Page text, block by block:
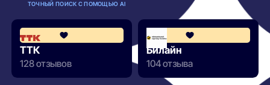
ТОЧНЫЙ ПОИСК С ПОМОЩЬЮ AI
4.2
ТТК
128 отзывов
Билайн
104 отзыва